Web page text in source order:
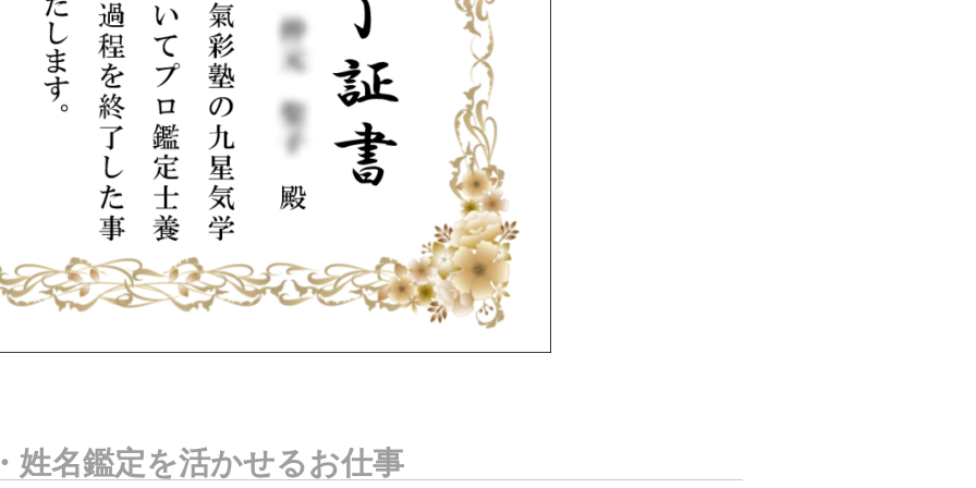
姓名鑑定を活かせるお仕事